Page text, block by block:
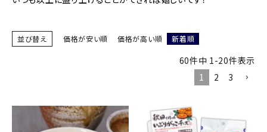
並び替え 価格が安い順 価格が高い順 新着順
60件中 1-20件表示
1
2 3